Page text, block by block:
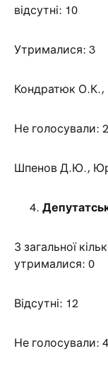
відсутні: 10
Утрималися: 3
Кондратюк
Не голосували: 2
Шпенов Д.Ю.,
З загальної
утрималися: 0
Відсутні: 12
Не голосували: 4